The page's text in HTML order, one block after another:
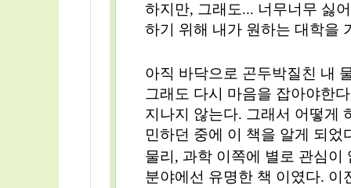
하지만, 그래도... 너무너무 싫
하기 위해 내가 원하는 대학을
아직 바닥으로 곤두박질친 내
그래도 다시 마음을 잡아야한
지나지 않는다. 그래서 어떻게
민하던 중에 이 책을 알게 되었
물리, 과학 이쪽에 별로 관심이
분야에선 유명한 책 이였다.